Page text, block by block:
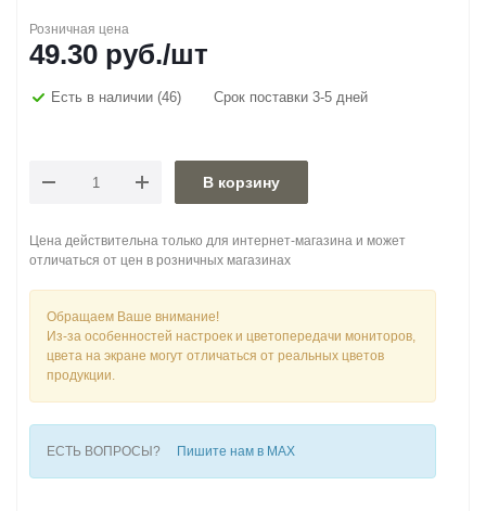
Розничная цена
49.30 руб./шт
Есть в наличии (46) Срок поставки 3-5 дней
В корзину
Цена действительна только для интернет-магазина и может
отличаться от цен в розничных магазинах
Обращаем Ваше внимание!
Из-за особенностей настроек и цветопередачи мониторов,
цвета на экране могут отличаться от реальных цветов
продукции.
ЕСТЬ ВОПРОСЫ? Пишите нам в MAX